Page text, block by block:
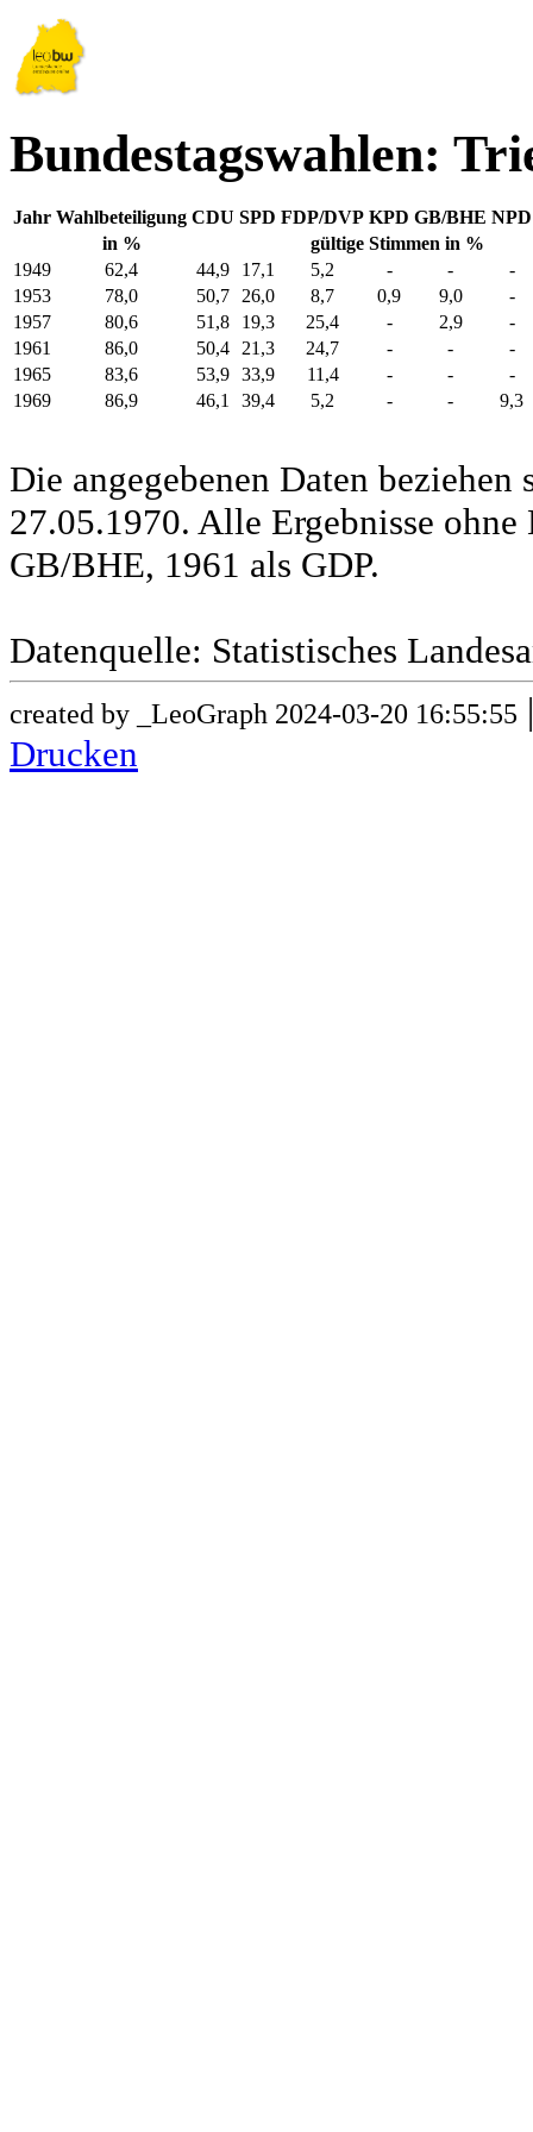
Bundestagswahlen:
Jahr Wahlbeteiligung CDU SPD FDP/DVP KPD GB/BHE NPD
in %
gültige Stimmen in %
1949
62,4 44,9 17,1 5,2 - -
-
1953
78,0 50,7 26,0 8,7 0,9 9,0
-
1957
80,6 51,8 19,3 25,4 - 2,9
-
1961
86,0 50,4 21,3 24,7 - -
-
1965
83,6 53,9 33,9 11,4 - -
-
1969
86,9 46,1 39,4 5,2 - - 9,3
Die angegebenen Daten
27.05.1970. Alle Ergebnisse
GB/BHE, 1961 als GDP.
Datenquelle: Statistisches
created by _LeoGraph 2024-03-20 16:55:55
Drucken